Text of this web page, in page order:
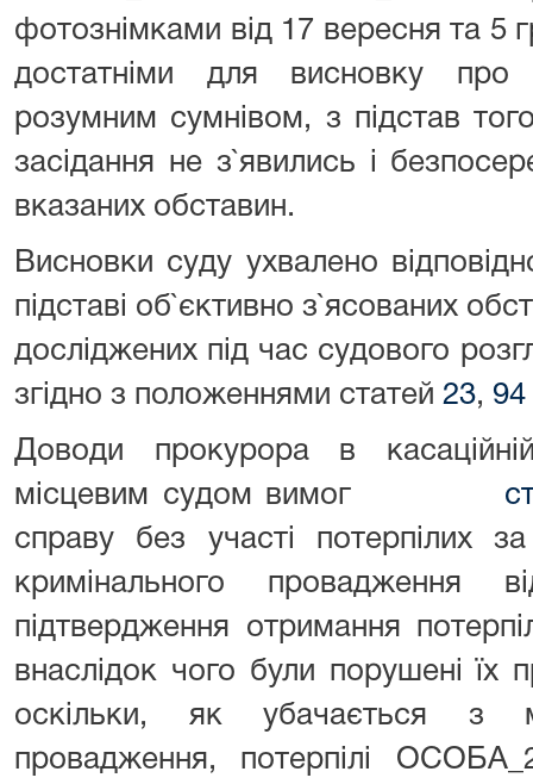
фотознімками від 17 вересня
достатніми для висновку про
розумним сумнівом, з підстав
засідання не з`явились і
вказаних обставин.
Висновки суду ухвалено
підставі об`єктивно з`ясованих
досліджених під час судового
згідно з положеннями статей 23,
Доводи прокурора в
місцевим судом вимог
справу без участі потерпілих
кримінального провадження
підтвердження отримання
внаслідок чого були порушені їх
оскільки, як убачається з
провадження, потерпілі